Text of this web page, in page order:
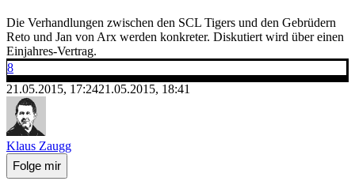
Die Verhandlungen zwischen den SCL Tigers und den Gebrüdern
Reto und Jan von Arx werden konkreter. Diskutiert wird über einen
Einjahres-Vertrag.
8
21.05.2015, 17:2421.05.2015, 18:41
Klaus Zaugg
Folge mir